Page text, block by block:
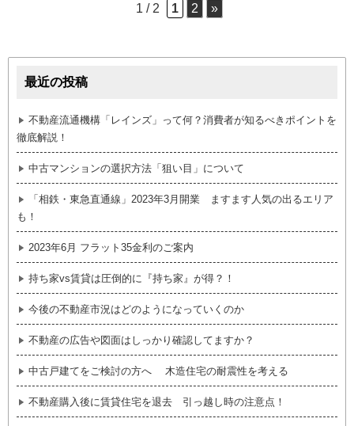
1 / 2 1 2 »
最近の投稿
不動産流通機構「レインズ」って何？消費者が知るべきポイントを
徹底解説！
中古マンションの選択方法「狙い目」について
「相鉄・東急直通線」2023年3月開業 ますます人気の出るエリア
も！
2023年6月 フラット35金利のご案内
持ち家vs賃貸は圧倒的に『持ち家』が得？！
今後の不動産市況はどのようになっていくのか
不動産の広告や図面はしっかり確認してますか？
中古戸建てをご検討の方へ 木造住宅の耐震性を考える
不動産購入後に賃貸住宅を退去 引っ越し時の注意点！